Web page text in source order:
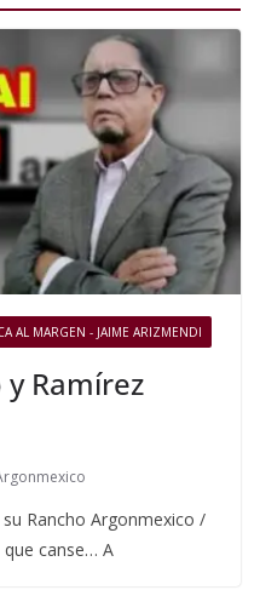
AL MARGEN - JAIME ARIZMENDI
Ramírez
Rancho Argonmexico /
canse… A